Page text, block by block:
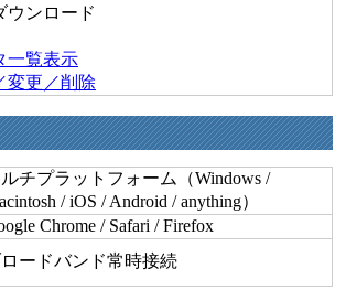
ロード
一覧表示
変更／削除
チプラットフォーム（Windows /
/ iOS / Android / anything）
Chrome / Safari / Firefox
ードバンド常時接続